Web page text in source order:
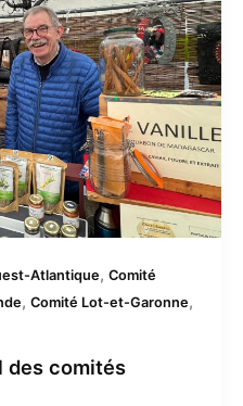
Atlantique, Comité
, Comité Lot-et-Garonne,
des comités